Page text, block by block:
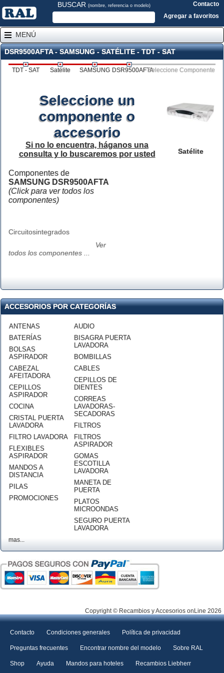
BUSCAR (nombre, referencia o modelo)
Contacto
Agregar a favoritos
MENÚ
DSR9500AFTA - SAMSUNG - SATÉLITE - TDT - SAT
TDT - SAT Satélite SAMSUNG DSR9500AFTASeleccione Componente
Satélite
Seleccione un
componente o
accesorio
Si no lo encuentra, háganos una
consulta y lo buscaremos por usted
Componentes de
SAMSUNG DSR9500AFTA
(Click para ver todos los
componentes)
Circuitosintegrados
Ver
todos los componentes ...
ACCESORIOS POR CATEGORÍAS
ANTENAS
BATERÍAS
BOLSAS
ASPIRADOR
CABEZAL
AFEITADORA
CEPILLOS
ASPIRADOR
COCINA
CRISTAL PUERTA
LAVADORA
FILTRO LAVADORA
FLEXIBLES
ASPIRADOR
MANDOS A
DISTANCIA
PILAS
PROMOCIONES
AUDIO
BISAGRA PUERTA
LAVADORA
BOMBILLAS
CABLES
CEPILLOS DE
DIENTES
CORREAS
LAVADORAS-
SECADORAS
FILTROS
FILTROS
ASPIRADOR
GOMAS
ESCOTILLA
LAVADORA
MANETA DE
PUERTA
PLATOS
MICROONDAS
SEGURO PUERTA
LAVADORA
mas...
Copyright © Recambios y Accesorios onLine 2026
Contacto Condiciones generales Política de privacidad
Preguntas frecuentes Encontrar nombre del modelo Sobre RAL
Shop Ayuda Mandos para hoteles Recambios Liebherr